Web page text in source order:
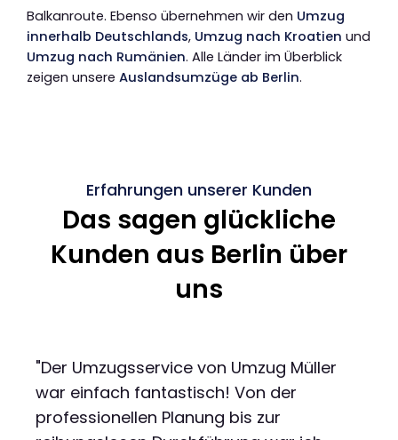
Balkanroute. Ebenso übernehmen wir den Umzug
innerhalb Deutschlands, Umzug nach Kroatien und
Umzug nach Rumänien. Alle Länder im Überblick
zeigen unsere Auslandsumzüge ab Berlin.
Erfahrungen unserer Kunden
Das sagen glückliche
Kunden aus Berlin über
uns
"Der Umzugsservice von Umzug Müller
war einfach fantastisch! Von der
professionellen Planung bis zur